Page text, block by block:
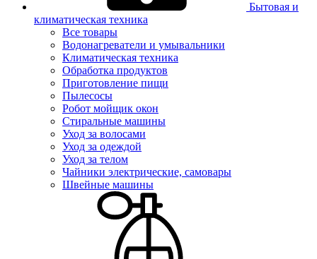
Бытовая и
климатическая техника
Все товары
Водонагреватели и умывальники
Климатическая техника
Обработка продуктов
Приготовление пищи
Пылесосы
Робот мойщик окон
Стиральные машины
Уход за волосами
Уход за одеждой
Уход за телом
Чайники электрические, самовары
Швейные машины